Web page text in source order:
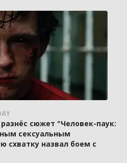
сюжет "Человек-паук:
сексуальным
схватку назвал боем с